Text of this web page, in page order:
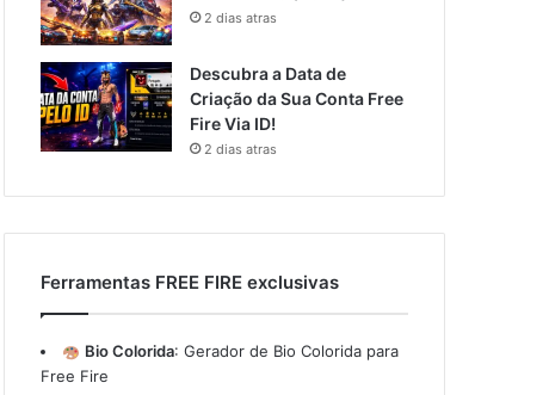
2 dias atras
Descubra a Data de
Criação da Sua Conta Free
Fire Via ID!
2 dias atras
Ferramentas FREE FIRE exclusivas
Bio Colorida: Gerador de Bio Colorida para
Free Fire